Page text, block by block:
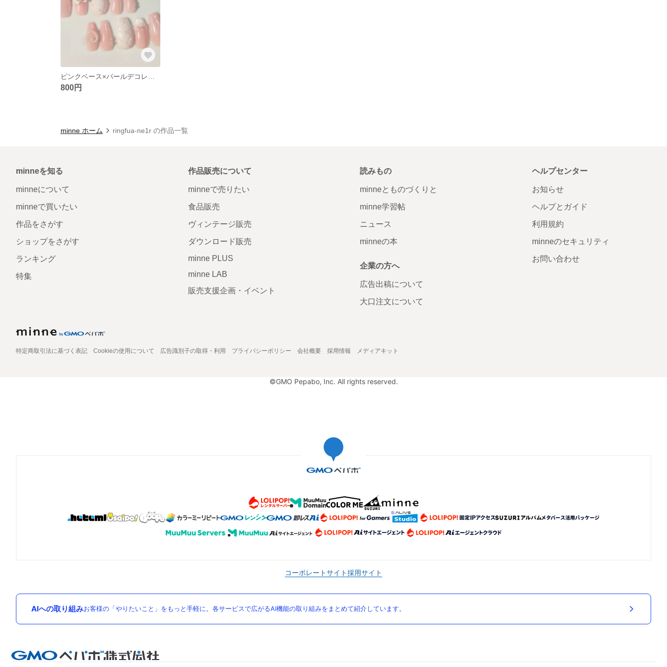
800円
minne ホーム ringfua-ne1r の作品一覧
minneを知る
minneについて
minneで買いたい
作品をさがす
ショップをさがす
ランキング
特集
作品販売について
minneで売りたい
食品販売
ヴィンテージ販売
ダウンロード販売
minne PLUS
minne LAB
販売支援企画・イベント
読みもの
minneとものづくりと
minne学習帖
ニュース
minneの本
企業の方へ
広告出稿について
大口注文について
ヘルプセンター
お知らせ
ヘルプとガイド
利用規約
minneのセキュリティ
お問い合わせ
特定商取引法に基づく表記 Cookieの使用について 広告識別子の取得・利用 プライバシーポリシー 会社概要 採用情報 メディアキット
©GMO Pepabo, Inc. All rights reserved.
コーポレートサイト採用サイト
AIへの取り組みお客様の「やりたいこと」をもっと手軽に。各サービスで広がるAI機能の取り組みをまとめて紹介しています。